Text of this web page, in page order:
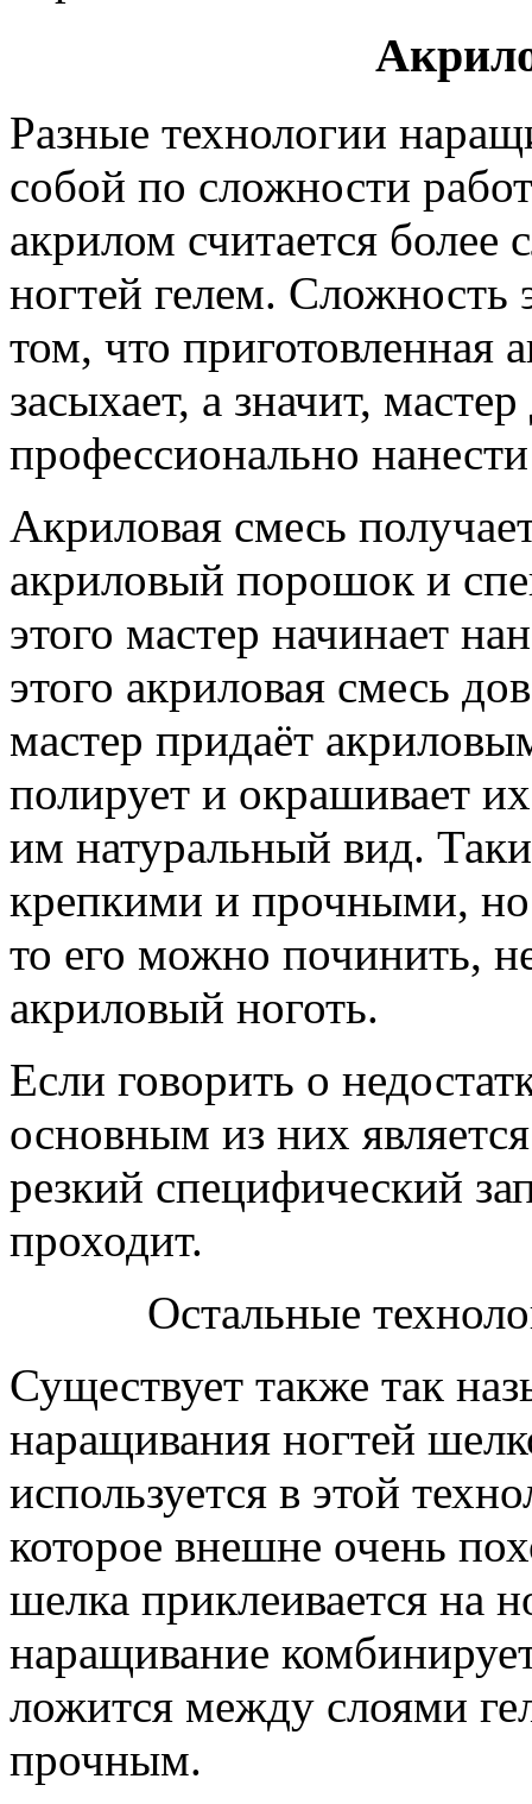
Разные технологии
собой по сложности
акрилом считается
ногтей гелем. Сложность
том, что приготовленная
засыхает, а значит,
профессионально
Акриловая смесь
акриловый порошок и
этого мастер начинает
этого акриловая смесь
мастер придаёт
полирует и окрашивает
им натуральный вид.
крепкими и прочными, но
то его можно починить,
акриловый ноготь.
Если говорить о
основным из них
резкий специфический
проходит.
Остальные
Существует также так
наращивания ногтей
используется в этой
которое внешне очень
шелка приклеивается на
наращивание
ложится между слоями
прочным.